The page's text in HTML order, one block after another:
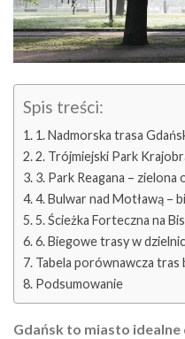
Spis treści:
1. Nadmorska trasa
2. Trójmiejski Park
3. Park Reagana – zielona
4. Bulwar nad Motławą –
5. Ścieżka Forteczna na
6. Biegowe trasy w
Tabela porównawcza tras
Podsumowanie
Gdańsk to miasto idealne